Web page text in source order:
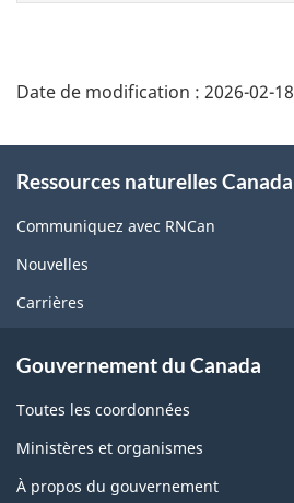
page
Date de modification : 2026-02-18
this
site
Ressources naturelles Canada
Communiquez avec RNCan
Nouvelles
Carrières
Gouvernement du Canada
Toutes les coordonnées
Ministères et organismes
À propos du gouvernement